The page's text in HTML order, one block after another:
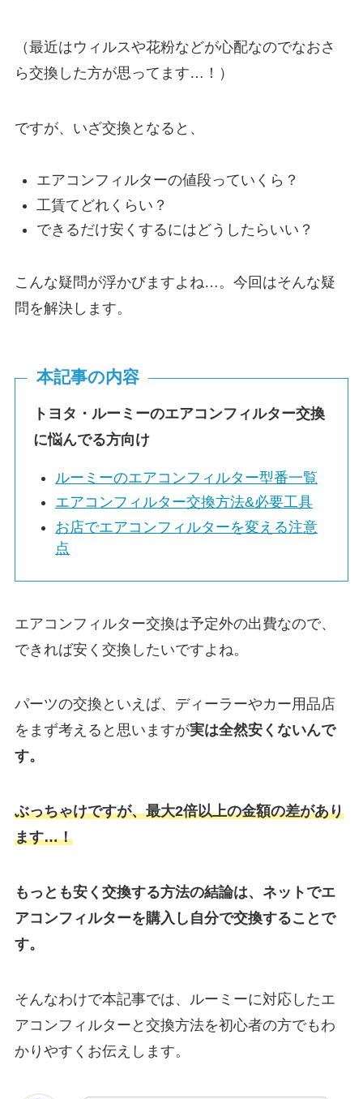
（最近はウィルスや花粉などが心配なのでなおさ
ら交換した方が思ってます…！）
ですが、いざ交換となると、
エアコンフィルターの値段っていくら？
工賃てどれくらい？
できるだけ安くするにはどうしたらいい？
こんな疑問が浮かびますよね…。今回はそんな疑
問を解決します。
本記事の内容
トヨタ・ルーミーのエアコンフィルター交換
に悩んでる方向け
ルーミーのエアコンフィルター型番一覧
エアコンフィルター交換方法&必要工具
お店でエアコンフィルターを変える注意
点
エアコンフィルター交換は予定外の出費なので、
できれば安く交換したいですよね。
パーツの交換といえば、ディーラーやカー用品店
をまず考えると思いますが実は全然安くないんで
す。
ぶっちゃけですが、最大2倍以上の金額の差があり
ます…！
もっとも安く交換する方法の結論は、ネットでエ
アコンフィルターを購入し自分で交換することで
す。
そんなわけで本記事では、ルーミーに対応したエ
アコンフィルターと交換方法を初心者の方でもわ
かりやすくお伝えします。